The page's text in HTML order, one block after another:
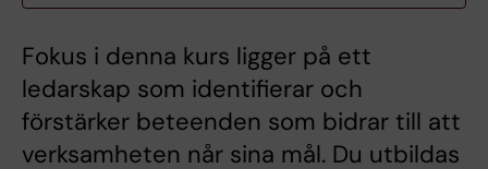
Fokus i denna kurs ligger på ett
ledarskap som identifierar och
förstärker beteenden som bidrar till att
verksamheten når sina mål. Du utbildas